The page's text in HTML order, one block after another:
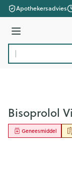
Ga naar de inhoud
Apothekersadvies
Menu
Product, merk,
Bisoprolol
Geneesmiddel